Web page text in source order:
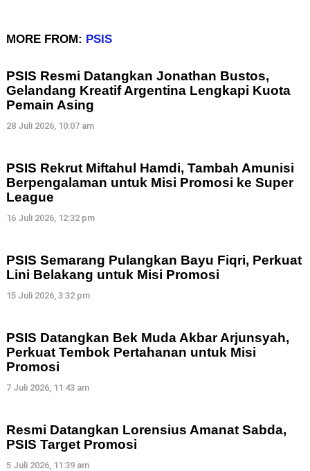
MORE FROM: PSIS
PSIS Resmi Datangkan Jonathan Bustos,
Gelandang Kreatif Argentina Lengkapi Kuota
Pemain Asing
28 Juli 2026, 10:07 am
PSIS Rekrut Miftahul Hamdi, Tambah Amunisi
Berpengalaman untuk Misi Promosi ke Super
League
16 Juli 2026, 12:32 pm
PSIS Semarang Pulangkan Bayu Fiqri, Perkuat
Lini Belakang untuk Misi Promosi
15 Juli 2026, 3:32 pm
PSIS Datangkan Bek Muda Akbar Arjunsyah,
Perkuat Tembok Pertahanan untuk Misi
Promosi
7 Juli 2026, 11:43 am
Resmi Datangkan Lorensius Amanat Sabda,
PSIS Target Promosi
5 Juli 2026, 11:39 am